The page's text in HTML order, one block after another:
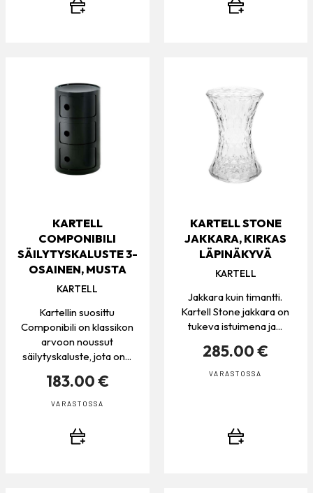
KARTELL
COMPONIBILI
SÄILYTYSKALUSTE 3-
OSAINEN, MUSTA
KARTELL
Kartellin suosittu
Componibili on klassikon
arvoon noussut
säilytyskaluste, jota on...
183.00 €
VARASTOSSA
KARTELL STONE
JAKKARA, KIRKAS
LÄPINÄKYVÄ
KARTELL
Jakkara kuin timantti.
Kartell Stone jakkara on
tukeva istuimena ja...
285.00 €
VARASTOSSA